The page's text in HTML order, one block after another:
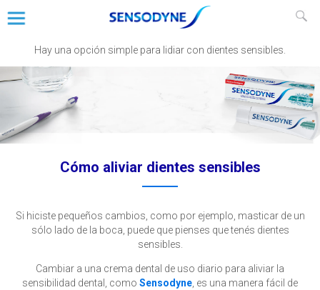
Alivio de la sensibilidad dental
Hay una opción simple para lidiar con dientes sensibles.
Cómo aliviar dientes sensibles
Si hiciste pequeños cambios, como por ejemplo, masticar de un
sólo lado de la boca, puede que pienses que tenés dientes
sensibles.
Cambiar a una crema dental de uso diario para aliviar la
sensibilidad dental, como Sensodyne , es una manera fácil de